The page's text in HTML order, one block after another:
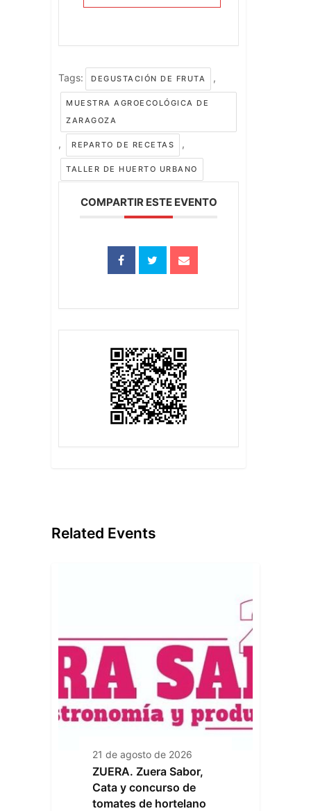
Tags: DEGUSTACIÓN DE FRUTA ,
MUESTRA AGROECOLÓGICA DE
ZARAGOZA
, REPARTO DE RECETAS ,
TALLER DE HUERTO URBANO
COMPARTIR ESTE EVENTO
Related Events
21 de agosto de 2026
ZUERA. Zuera Sabor,
Cata y concurso de
tomates de hortelano